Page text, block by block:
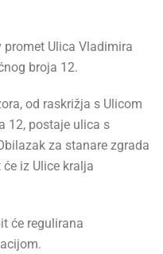
Ulica Vladimira
broja 12.
od raskrižja s Ulicom
12, postaje ulica s
za stanare zgrada
iz Ulice kralja
će regulirana